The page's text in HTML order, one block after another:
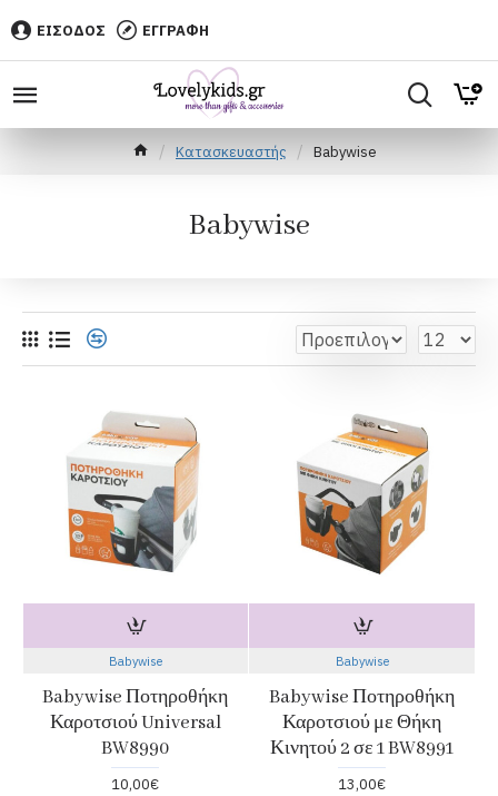
ΕΙΣΟΔΟΣ ΕΓΓΡΑΦΗ
Κατασκευαστής Babywise
Babywise
Babywise
Babywise Ποτηροθήκη
Καροτσιού Universal
BW8990
10,00€
Babywise
Babywise Ποτηροθήκη
Καροτσιού με Θήκη
Κινητού 2 σε 1 BW8991
13,00€